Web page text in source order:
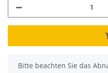
x
Bitte beachten Sie das